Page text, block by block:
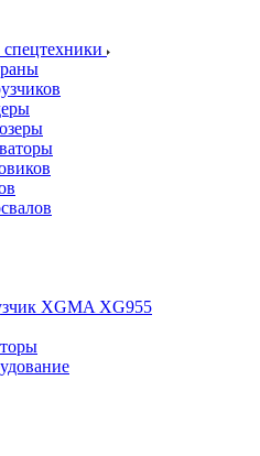
спецтехники
XGMA XG955